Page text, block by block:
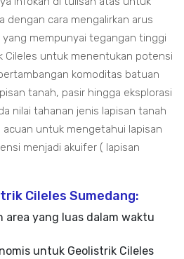
dengan cara mengalirkan arus
yang mempunyai tegangan tinggi
Cileles untuk menentukan potensi
komoditas batuan
tanah, pasir hingga eksplorasi
nilai tahanan jenis lapisan tanah
untuk mengetahui lapisan
menjadi akuifer ( lapisan
Cileles Sumedang:
area yang luas dalam waktu
untuk Geolistrik Cileles